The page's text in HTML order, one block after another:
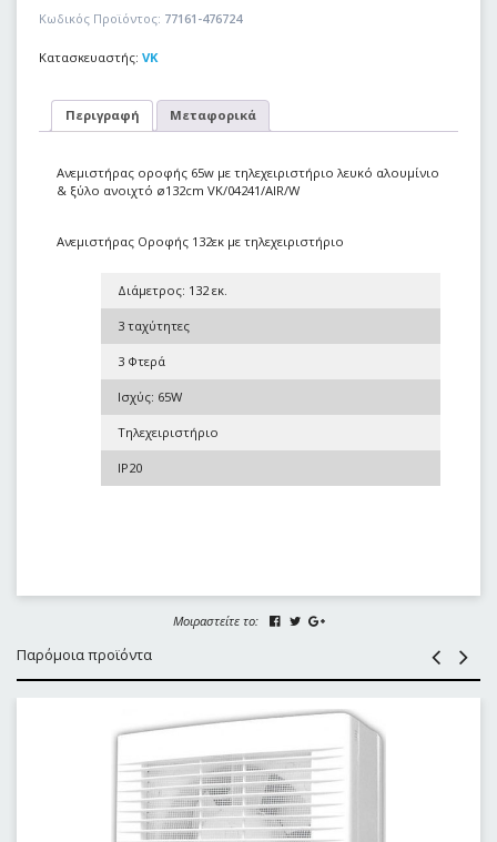
Κωδικός Προϊόντος: 77161-476724
Κατασκευαστής: VK
Περιγραφή Μεταφορικά
Ανεμιστήρας οροφής 65w με τηλεχειριστήριο λευκό αλουμίνιο
& ξύλο ανοιχτό ø132cm VK/04241/AIR/W
Ανεμιστήρας Οροφής 132εκ με τηλεχειριστήριο
Διάμετρος: 132 εκ.
3 ταχύτητες
3 Φτερά
Ισχύς: 65W
Τηλεχειριστήριο
IP20
Μοιραστείτε το:
Παρόμοια προϊόντα